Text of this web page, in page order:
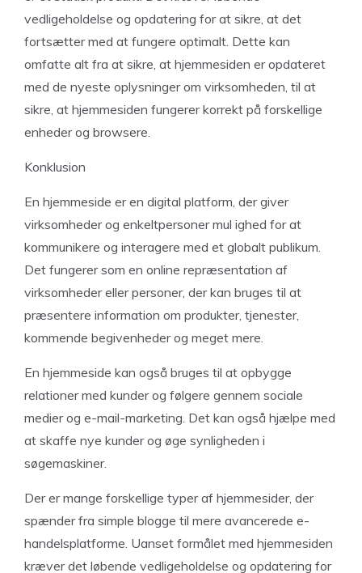
vedligeholdelse og opdatering for at sikre, at det
fortsætter med at fungere optimalt. Dette kan
omfatte alt fra at sikre, at hjemmesiden er opdateret
med de nyeste oplysninger om virksomheden, til at
sikre, at hjemmesiden fungerer korrekt på forskellige
enheder og browsere.
Konklusion
En hjemmeside er en digital platform, der giver
virksomheder og enkeltpersoner mul ighed for at
kommunikere og interagere med et globalt publikum.
Det fungerer som en online repræsentation af
virksomheder eller personer, der kan bruges til at
præsentere information om produkter, tjenester,
kommende begivenheder og meget mere.
En hjemmeside kan også bruges til at opbygge
relationer med kunder og følgere gennem sociale
medier og e-mail-marketing. Det kan også hjælpe med
at skaffe nye kunder og øge synligheden i
søgemaskiner.
Der er mange forskellige typer af hjemmesider, der
spænder fra simple blogge til mere avancerede e-
handelsplatforme. Uanset formålet med hjemmesiden
kræver det løbende vedligeholdelse og opdatering for